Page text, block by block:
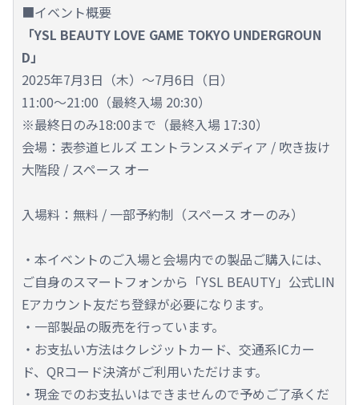
■イベント概要
「YSL BEAUTY LOVE GAME TOKYO UNDERGROUN
D」
2025年7月3日（木）～7月6日（日）
11:00～21:00（最終入場 20:30）
※最終日のみ18:00まで（最終入場 17:30）
会場：表参道ヒルズ エントランスメディア / 吹き抜け
大階段 / スペース オー
入場料：無料 / 一部予約制（スペース オーのみ）
・本イベントのご入場と会場内での製品ご購入には、
ご自身のスマートフォンから「YSL BEAUTY」公式LIN
Eアカウント友だち登録が必要になります。
・一部製品の販売を行っています。
・お支払い方法はクレジットカード、交通系ICカー
ド、QRコード決済がご利用いただけます。
・現金でのお支払いはできませんので予めご了承くだ